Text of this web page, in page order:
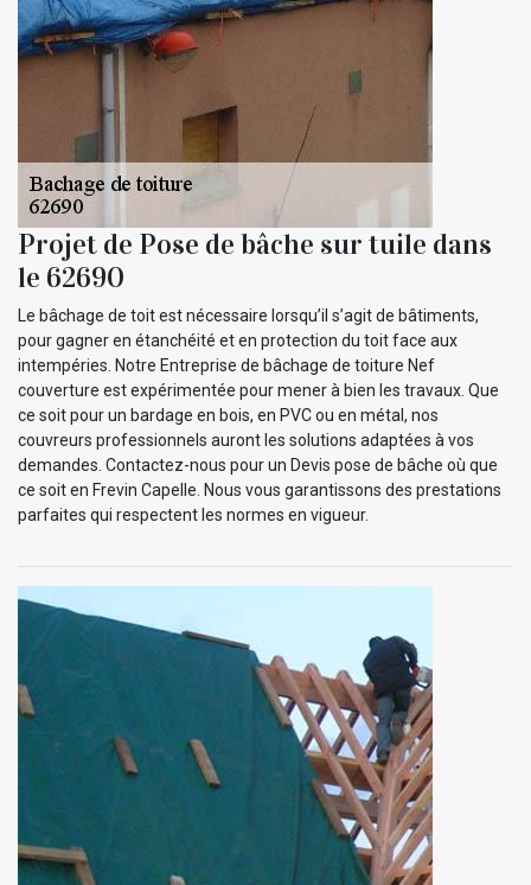
Projet de Pose de bâche sur tuile dans
le 62690
Le bâchage de toit est nécessaire lorsqu’il s’agit de bâtiments,
pour gagner en étanchéité et en protection du toit face aux
intempéries. Notre Entreprise de bâchage de toiture Nef
couverture est expérimentée pour mener à bien les travaux. Que
ce soit pour un bardage en bois, en PVC ou en métal, nos
couvreurs professionnels auront les solutions adaptées à vos
demandes. Contactez-nous pour un Devis pose de bâche où que
ce soit en Frevin Capelle. Nous vous garantissons des prestations
parfaites qui respectent les normes en vigueur.